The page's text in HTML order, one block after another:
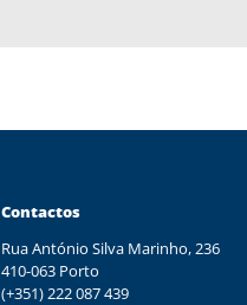
Contactos
Rua António Silva Marinho, 236
410-063 Porto
(+351) 222 087 439